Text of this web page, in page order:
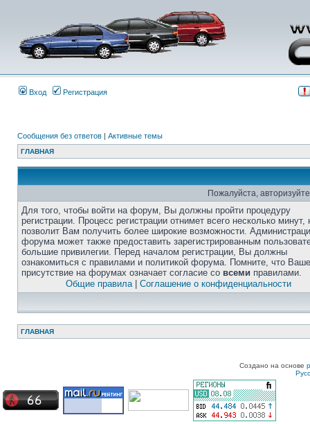
Вход Регистрация
Сообщения без ответов | Активные темы
ГЛАВНАЯ
Пожалуйста,
Для того, чтобы войти на форум, Вы должны пройти процедуру
регистрации. Процесс регистрации отнимет всего несколько минут,
позволит Вам получить более широкие возможности.
форума может также предоставить зарегистрированным
большие привилегии. Перед началом регистрации, Вы должны
ознакомиться с правилами и политикой форума. Помните, что Ваше
присутствие на форумах означает согласие со всеми правилами.
Общие правила| Соглашение о конфиденциальности
ГЛАВНАЯ
Создано на основе